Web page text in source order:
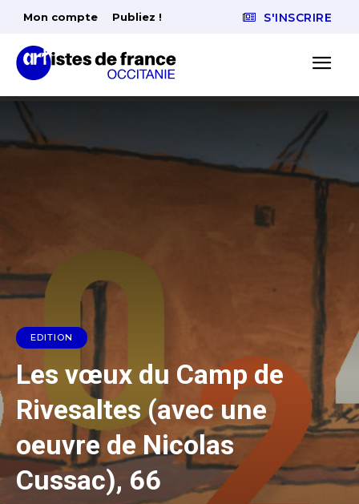
Mon compte Publiez ! S'INSCRIRE
EDITION
Les vœux du Camp de
Rivesaltes (avec une
oeuvre de Nicolas
Cussac), 66